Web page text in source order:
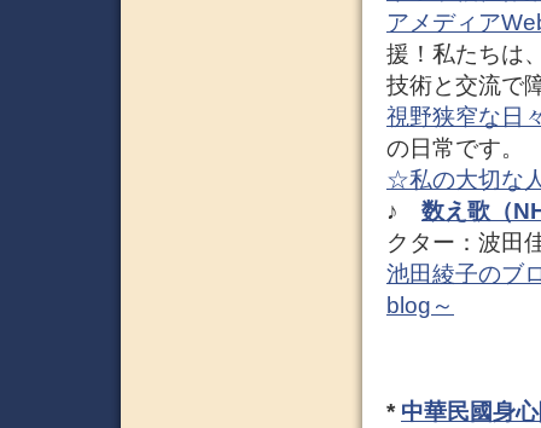
アメディア
援！私たちは
技術と交流で
視野狭窄な日
の日常です。
☆私の大切な
♪ 数え歌（
クター：波田
池田綾子のブ
blog～
* 中華民國身